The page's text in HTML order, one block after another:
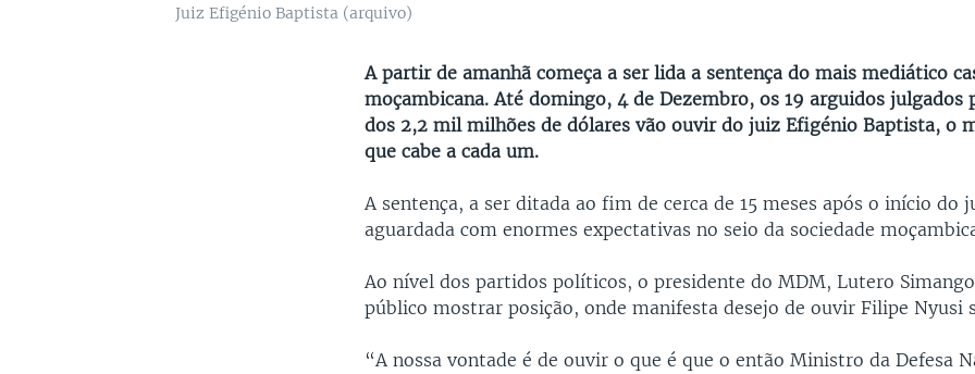
Juiz Efigénio Baptista (arquivo)
A partir de amanhã começa a ser lida a sentença do mais mediático
moçambicana. Até domingo, 4 de Dezembro, os 19 arguidos julgados
dos 2,2 mil milhões de dólares vão ouvir do juiz Efigénio Baptista, o
que cabe a cada um.
A sentença, a ser ditada ao fim de cerca de 15 meses após o início do
aguardada com enormes expectativas no seio da sociedade
Ao nível dos partidos políticos, o presidente do MDM, Lutero
público mostrar posição, onde manifesta desejo de ouvir Filipe Nyusi
“A nossa vontade é de ouvir o que é que o então Ministro da Defesa